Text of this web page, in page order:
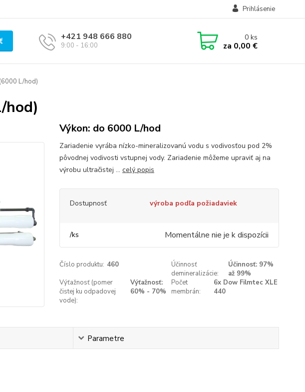
Prihlásenie
+421 948 666 880
9:00 - 16:00
0ks
za 0,00 €
L/hod)
hod)
Výkon: do 6000 L/hod
Zariadenie vyrába nízko-mineralizovanú vodu s vodivosťou pod 2%
pôvodnej vodivosti vstupnej vody. Zariadenie môžeme upraviť aj na
výrobu ultračistej ... celý popis
Dostupnosť výroba podľa požiadaviek
/ks Momentálne nie je k dispozícii
Číslo produktu: 460
Účinnosť
demineralizácie:
Účinnosť: 97%
až 99%
Výťažnosť (pomer
čistej ku odpadovej
vode):
Výťažnosť:
60% - 70%
Počet
membrán:
6x Dow Filmtec XLE
440
Parametre